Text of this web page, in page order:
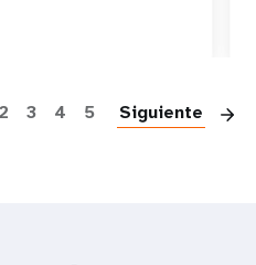
2 3 4 5 Siguiente